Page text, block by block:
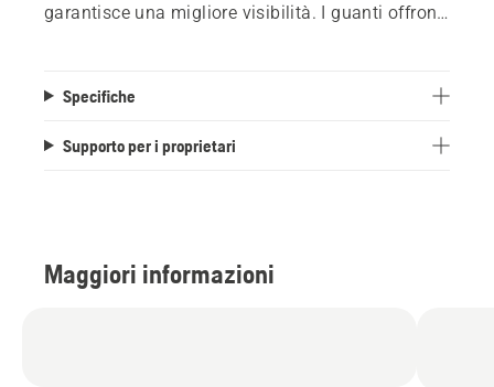
garantisce una migliore visibilità. I guanti offrono
comodi polsini in maglia. Il comodo elmetto è
una visuale più chiara e una protezione
Specifiche
Supporto per i proprietari
Maggiori informazioni